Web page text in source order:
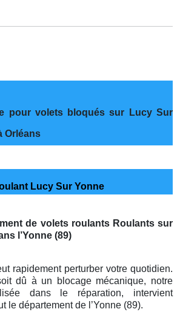
pour volets bloqués sur Lucy Sur
Orléans
Lucy Sur Yonne
de volets roulants Roulants sur
l’Yonne (89)
rapidement perturber votre quotidien.
dû à un blocage mécanique, notre
dans le réparation, intervient
le département de l’Yonne (89).